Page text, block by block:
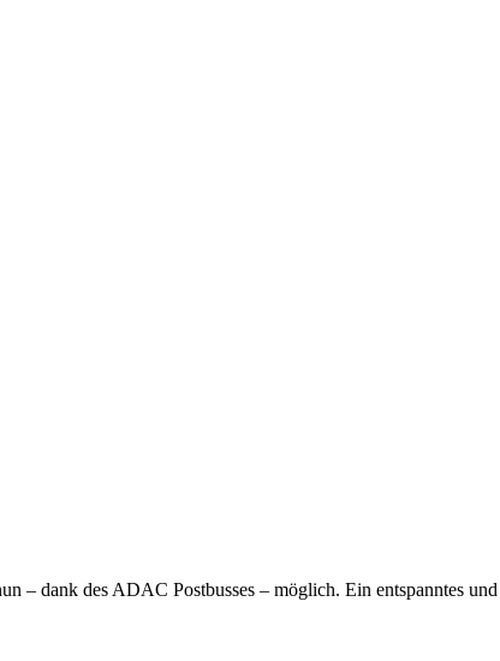
– dank des ADAC Postbusses – möglich. Ein entspanntes und